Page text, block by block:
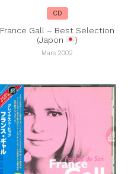
CD
France Gall – Best Selection
(Japon
)
Mars 2002